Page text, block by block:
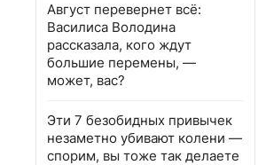
Август перевернет всё:
Василиса Володина
рассказала, кого ждут
большие перемены, —
может, вас?
Эти 7 безобидных привычек
незаметно убивают колени —
спорим, вы тоже так делаете